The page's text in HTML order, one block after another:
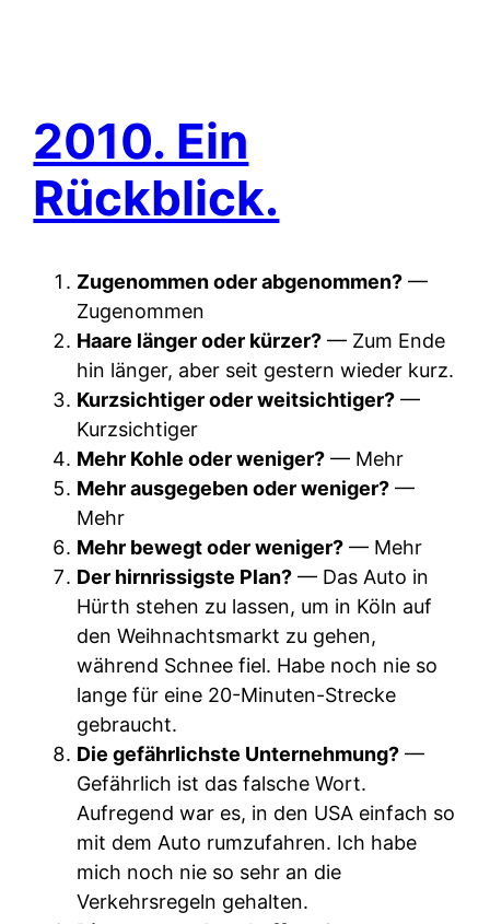
2010. Ein
Rückblick.
Zugenommen oder abgenommen? —
Zugenommen
Haare länger oder kürzer? — Zum Ende
hin länger, aber seit gestern wieder kurz.
Kurzsichtiger oder weitsichtiger? —
Kurzsichtiger
Mehr Kohle oder weniger? — Mehr
Mehr ausgegeben oder weniger? —
Mehr
Mehr bewegt oder weniger? — Mehr
Der hirnrissigste Plan? — Das Auto in
Hürth stehen zu lassen, um in Köln auf
den Weihnachtsmarkt zu gehen,
während Schnee fiel. Habe noch nie so
lange für eine 20-Minuten-Strecke
gebraucht.
Die gefährlichste Unternehmung? —
Gefährlich ist das falsche Wort.
Aufregend war es, in den USA einfach so
mit dem Auto rumzufahren. Ich habe
mich noch nie so sehr an die
Verkehrsregeln gehalten.